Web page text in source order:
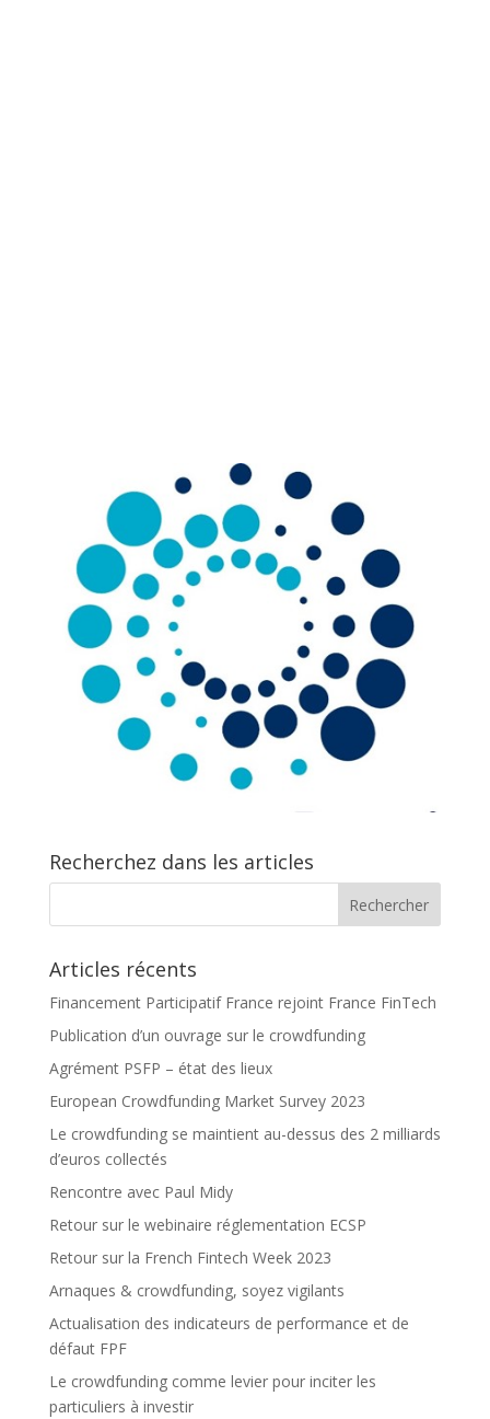
Recherchez dans les articles
Articles récents
Financement Participatif France rejoint France FinTech
Publication d’un ouvrage sur le crowdfunding
Agrément PSFP – état des lieux
European Crowdfunding Market Survey 2023
Le crowdfunding se maintient au-dessus des 2 milliards
d’euros collectés
Rencontre avec Paul Midy
Retour sur le webinaire réglementation ECSP
Retour sur la French Fintech Week 2023
Arnaques & crowdfunding, soyez vigilants
Actualisation des indicateurs de performance et de
défaut FPF
Le crowdfunding comme levier pour inciter les
particuliers à investir